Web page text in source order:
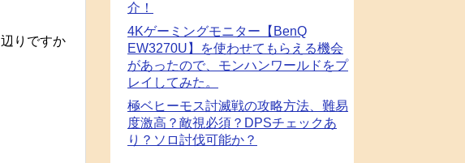
辺りですか
介！
4Kゲーミングモニター【BenQ
EW3270U】を使わせてもらえる機会
があったので、モンハンワールドをプ
レイしてみた。
極ベヒーモス討滅戦の攻略方法、難易
度激高？敵視必須？DPSチェックあ
り？ソロ討伐可能か？